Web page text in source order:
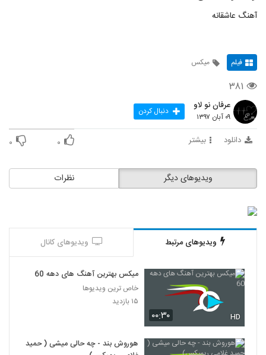
آهنگ عاشقانه
فیلم میکس
۳۸۱
عرفان نو لاو
۰۹ آبان ۱۳۹۷ دنبال کردن
دانلود بیشتر ۰ ۰
نظرات ویدیوهای دیگر
ویدیوهای مرتبط ویدیوهای کانال
۰۰:۳۰ HD
میکس بهترین آهنگ های دهه 60
خاص ترین ویدیوها
۱۵ بازدید
هوروش بند - چه حالی میشی ( حمید